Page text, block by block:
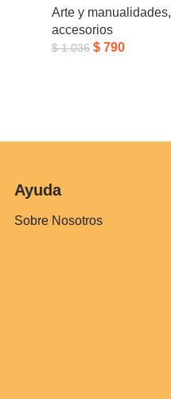
Arte y manualidades,
accesorios
$1.036 $ 790
Ayuda
Sobre Nosotros